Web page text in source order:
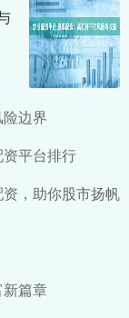
边界
平台排行
，助你股市扬帆
篇章